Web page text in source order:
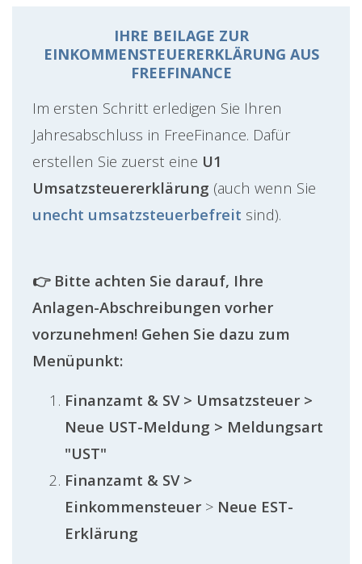
IHRE BEILAGE ZUR
EINKOMMENSTEUERERKLÄRUNG AUS
FREEFINANCE
Im ersten Schritt erledigen Sie Ihren
Jahresabschluss in FreeFinance. Dafür
erstellen Sie zuerst eine U1
Umsatzsteuererklärung (auch wenn Sie
unecht umsatzsteuerbefreit sind).
👉 Bitte achten Sie darauf, Ihre
Anlagen-Abschreibungen vorher
vorzunehmen! Gehen Sie dazu zum
Menüpunkt:
Finanzamt & SV > Umsatzsteuer >
Neue UST-Meldung > Meldungsart
"UST"
Finanzamt & SV >
Einkommensteuer > Neue EST-
Erklärung